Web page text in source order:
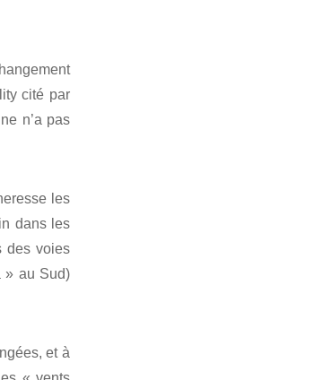
cité par
n’a pas
les
dans les
des voies
» au Sud)
et à